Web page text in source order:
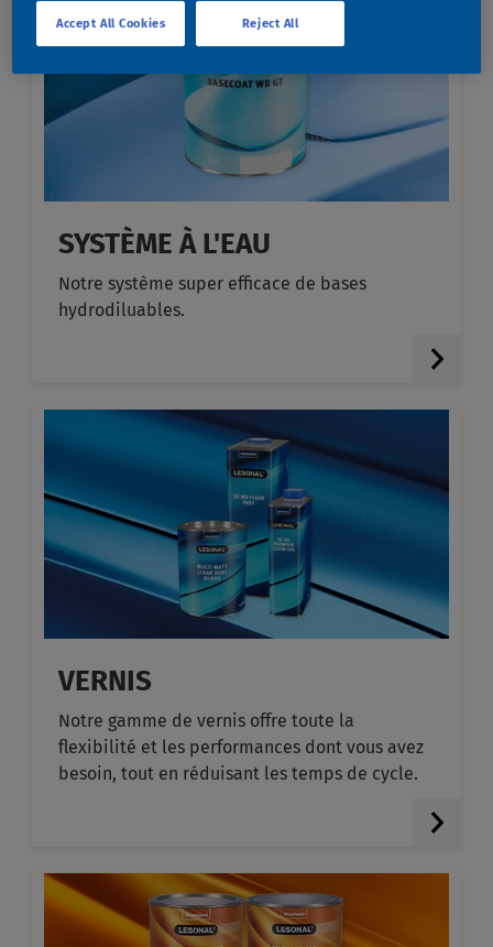
SYSTÈME À L'EAU
Notre système super efficace de bases
hydrodiluables.
VERNIS
Notre gamme de vernis offre toute la
flexibilité et les performances dont vous avez
besoin, tout en réduisant les temps de cycle.
Reject All
Accept All Cookies